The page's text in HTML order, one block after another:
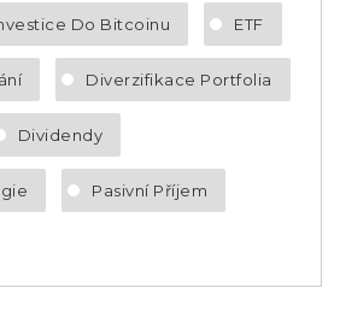
Do Bitcoinu ETF
Diverzifikace Portfolia
Dividendy
Pasivní Příjem